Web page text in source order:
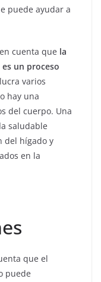
puede ayudar a
cuenta que la
un proceso
varios
hay una
del cuerpo. Una
saludable
del hígado y
en la
que el
puede